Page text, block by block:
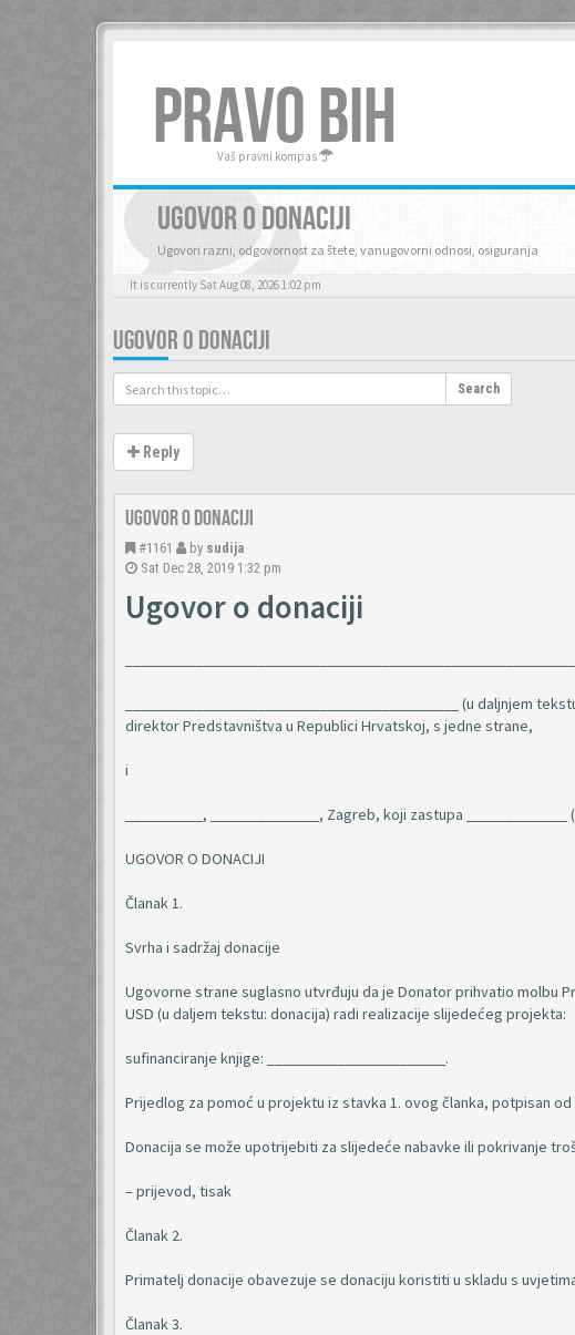
PRAVO BIH
Vaš pravni kompas
UGOVOR O DONACIJI
Ugovori razni, odgovornost za štete, vanugovorni odnosi, osiguranja
It is currently Sat Aug 08, 2026 1:02 pm
UGOVOR O DONACIJI
Search
Reply
Ugovor o donaciji
#1161 by sudija
Sat Dec 28, 2019 1:32 pm
Ugovor o donaciji
___________________________________________ (u daljnjem
direktor Predstavništva u Republici Hrvatskoj, s jedne strane,
i
__________, ______________, Zagreb, koji zastupa
UGOVOR O DONACIJI
Članak 1.
Svrha i sadržaj donacije
Ugovorne strane suglasno utvrđuju da je Donator prihvatio molbu
USD (u daljem tekstu: donacija) radi realizacije slijedećeg projekta:
sufinanciranje knjige: _______________________.
Prijedlog za pomoć u projektu iz stavka 1. ovog članka, potpisan
Donacija se može upotrijebiti za slijedeće nabavke ili pokrivanje
– prijevod, tisak
Članak 2.
Primatelj donacije obavezuje se donaciju koristiti u skladu s
Članak 3.